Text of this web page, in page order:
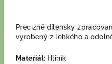
Precizně dílensky
vyrobený z lehkého a
Materiál: Hliník